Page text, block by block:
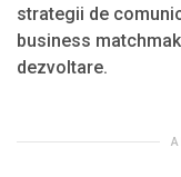
strategii de
business
dezvoltare.